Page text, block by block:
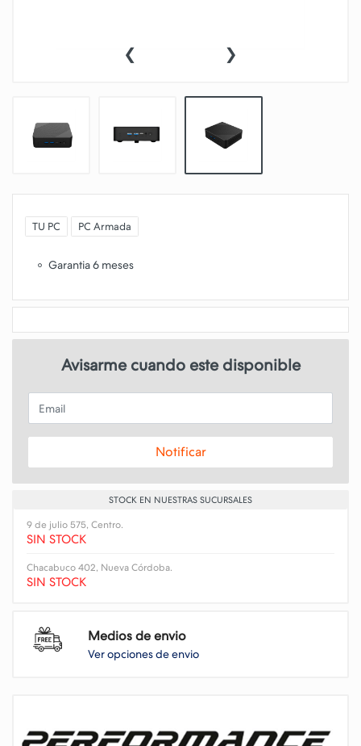
‹ ›
TU PC PC Armada
Garantia 6 meses
Avisarme cuando este disponible
Email
Notificar
STOCK EN NUESTRAS SUCURSALES
9 de julio 575, Centro.
SIN STOCK
Chacabuco 402, Nueva Córdoba.
SIN STOCK
Medios de envio
Ver opciones de envio